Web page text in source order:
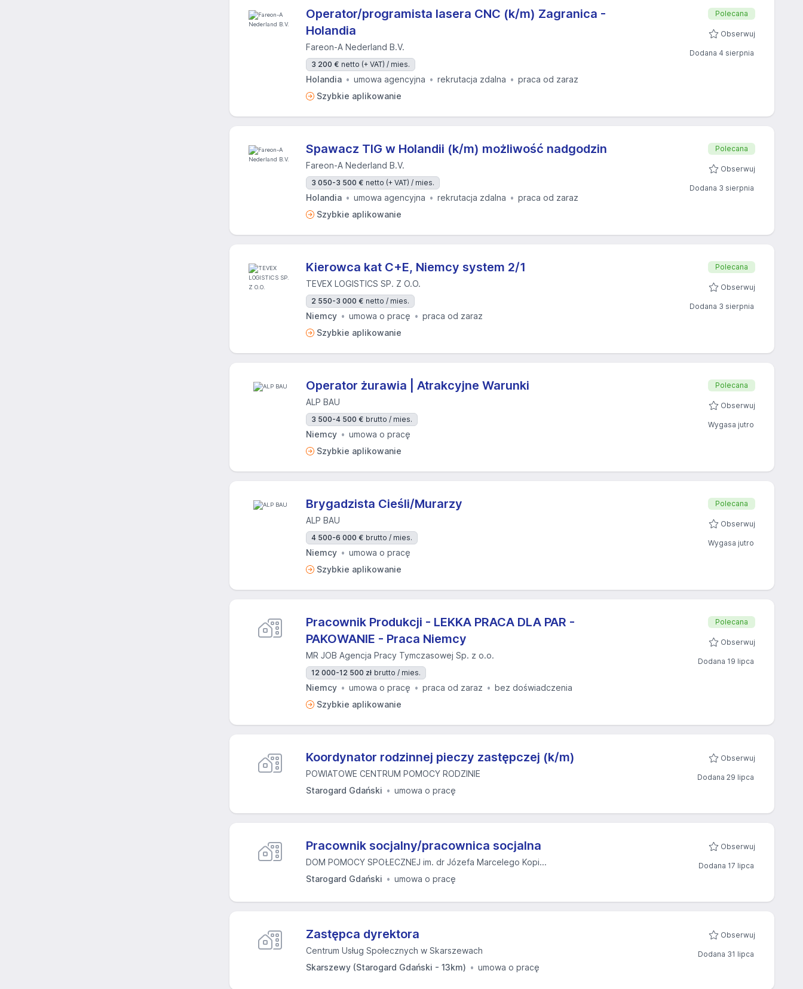
Operator/programista lasera CNC (k/m) Zagranica -
Holandia
Fareon-A Nederland B.V.
3 200 € netto (+ VAT) / mies.
Holandia umowa agencyjna rekrutacja zdalna
praca od zaraz
Szybkie aplikowanie
Polecana
Obserwuj
Dodana 4 sierpnia
Spawacz TIG w Holandii (k/m) możliwość nadgodzin
Fareon-A Nederland B.V.
3 050-3 500 € netto (+ VAT) / mies.
Holandia umowa agencyjna rekrutacja zdalna
praca od zaraz
Szybkie aplikowanie
Polecana
Obserwuj
Dodana 3 sierpnia
Kierowca kat C+E, Niemcy system 2/1
TEVEX LOGISTICS SP. Z O.O.
2 550-3 000 € netto / mies.
Niemcy umowa o pracę
praca od zaraz
Szybkie aplikowanie
Polecana
Obserwuj
Dodana 3 sierpnia
Operator żurawia | Atrakcyjne Warunki
ALP BAU
3 500-4 500 € brutto / mies.
Niemcy
umowa o pracę
Szybkie aplikowanie
Polecana
Obserwuj
Wygasa jutro
Brygadzista Cieśli/Murarzy
ALP BAU
4 500-6 000 € brutto / mies.
Niemcy
umowa o pracę
Szybkie aplikowanie
Polecana
Obserwuj
Wygasa jutro
Pracownik Produkcji - LEKKA PRACA DLA PAR -
PAKOWANIE - Praca Niemcy
MR JOB Agencja Pracy Tymczasowej Sp. z o.o.
12 000-12 500 zł brutto / mies.
Niemcy umowa o pracę praca od zaraz
bez doświadczenia
Szybkie aplikowanie
Polecana
Obserwuj
Dodana 19 lipca
Koordynator rodzinnej pieczy zastępczej (k/m)
POWIATOWE CENTRUM POMOCY RODZINIE
Starogard Gdański
umowa o pracę
Obserwuj
Dodana 29 lipca
Pracownik socjalny/pracownica socjalna
DOM POMOCY SPOŁECZNEJ im. dr Józefa Marcelego Kopi...
Starogard Gdański
umowa o pracę
Obserwuj
Dodana 17 lipca
Zastępca dyrektora
Centrum Usług Społecznych w Skarszewach
Skarszewy (Starogard Gdański - 13km)
umowa o pracę
Obserwuj
Dodana 31 lipca